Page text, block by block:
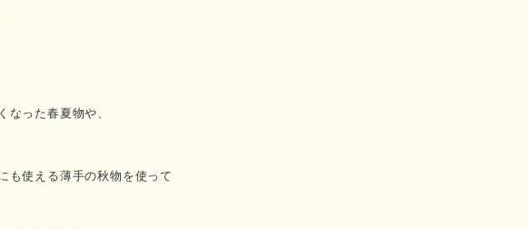
なった春夏物や、
も使える薄手の秋物を使って